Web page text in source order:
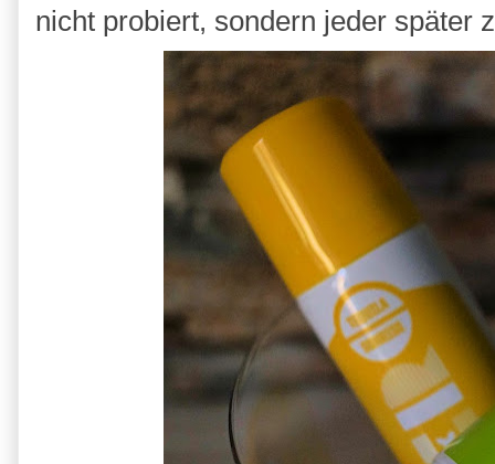
nicht probiert, sondern jeder später